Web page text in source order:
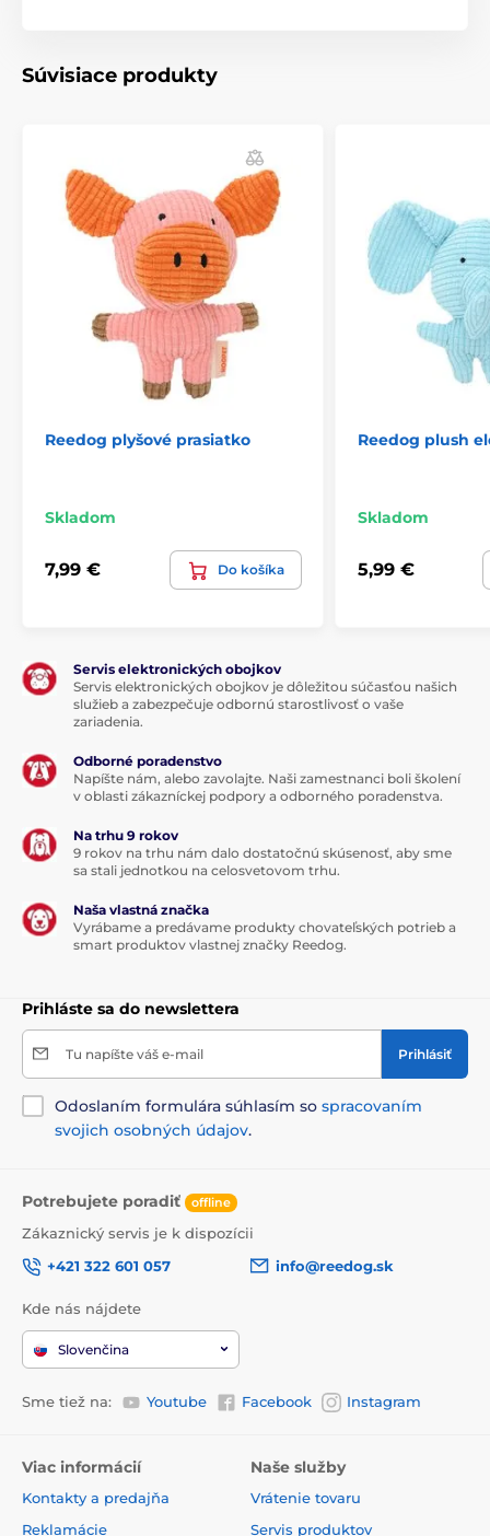
Hračky Pre psov
Hryzacie Plyšové
Hračky pre psov Reedog
Súvisiace produkty
Reedog plyšové prasiatko
Skladom
7,99 € Do košíka
Reedog plush
Skladom
5,99 €
Servis elektronických obojkov
Servis elektronických obojkov je dôležitou súčasťou našich
služieb a zabezpečuje odbornú starostlivosť o vaše
zariadenia.
Odborné poradenstvo
Napíšte nám, alebo zavolajte. Naši zamestnanci boli školení
v oblasti zákazníckej podpory a odborného poradenstva.
Na trhu 9 rokov
9 rokov na trhu nám dalo dostatočnú skúsenosť, aby sme
sa stali jednotkou na celosvetovom trhu.
Naša vlastná značka
Vyrábame a predávame produkty chovateľských potrieb a
smart produktov vlastnej značky Reedog.
Prihláste sa do newslettera
Tu napíšte váš e-mail Prihlásiť
Odoslaním formulára súhlasím so spracovaním
svojich osobných údajov.
Potrebujete poradiť offline
Zákaznický servis je k dispozícii
+421 322 601 057
info@reedog.sk
Kde nás nájdete
Slovenčina
Sme tiež na: Youtube Facebook Instagram
Viac informácií
Kontakty a predajňa
Reklamácie
Naše služby
Vrátenie tovaru
Servis produktov